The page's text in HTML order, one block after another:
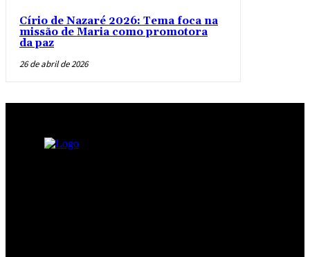
Círio de Nazaré 2026: Tema foca na
missão de Maria como promotora
da paz
26 de abril de 2026